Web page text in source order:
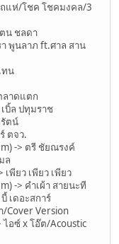
ถแห่/โชค โชคมงคล/3
น ชลดา
พูนลาภ ft.ศาล สาน
ทน
ลาดแตก
บิ้ล ปทุมราช
รัตน์
ตจว.
-> ตรี ชัยณรงค์
ล
พียว เพียว เพียว
-> คำเผ้า สายนะที
เดอะสการ์
/Cover Version
ไอซ์ x โอ๊ต/Acoustic